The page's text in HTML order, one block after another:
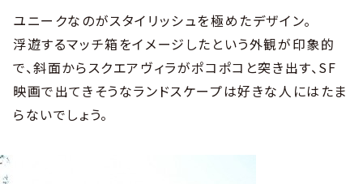
ユニークなのがスタイリッシュを極めたデザイン。
浮遊するマッチ箱をイメージしたという外観が印象的
で、斜面からスクエアヴィラがポコポコと突き出す、SF
映画で出てきそうなランドスケープは好きな人にはたま
らないでしょう。